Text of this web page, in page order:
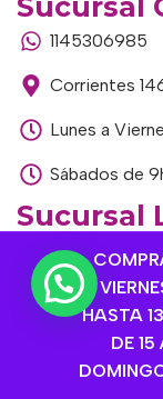
HASTA
DE
Sucursal
1145306985
Corrientes
Lunes a
Sábados de
Sucursal
1168893524
Av. del
Buenos Aires
Lunes a